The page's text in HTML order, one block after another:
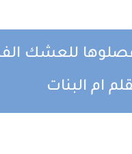
فصلوها للعشك
ام البنات